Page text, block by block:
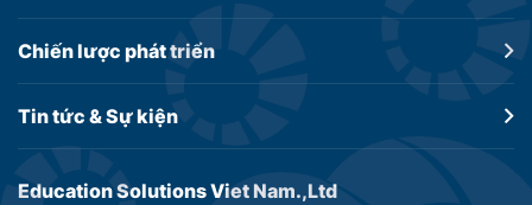
Education Solutions Viet Nam.,Ltd
Chiến lược phát triển
Tin tức &Sự kiện